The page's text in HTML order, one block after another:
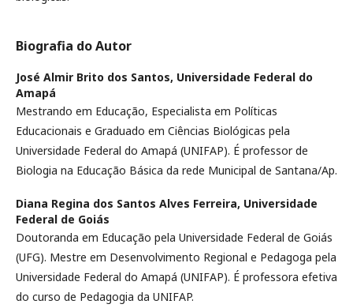
Biografia do Autor
José Almir Brito dos Santos, Universidade Federal do
Amapá
Mestrando em Educação, Especialista em Políticas
Educacionais e Graduado em Ciências Biológicas pela
Universidade Federal do Amapá (UNIFAP). É professor de
Biologia na Educação Básica da rede Municipal de Santana/Ap.
Diana Regina dos Santos Alves Ferreira, Universidade
Federal de Goiás
Doutoranda em Educação pela Universidade Federal de Goiás
(UFG). Mestre em Desenvolvimento Regional e Pedagoga pela
Universidade Federal do Amapá (UNIFAP). É professora efetiva
do curso de Pedagogia da UNIFAP.